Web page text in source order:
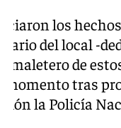
los
del local -
maletero de
tras
la Policía